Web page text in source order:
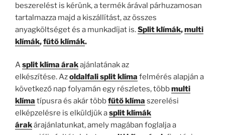
beszerelést is kérünk, a termék árával párhuzamosan
tartalmazza majd a kiszállítást, az összes
anyagköltséget és a munkadíjat is.Split klímák,multi
klímák,fűtő klímák.
Asplit klíma árakajánlatának az
elkészítése. Azoldalfali split klíma felmérés alapján a
következő nap folyamán egy részletes, többmulti
klíma típusra és akár többfűtő klíma szerelési
elképzelésre is elküldjük asplit klímák
árakárajánlatunkat, amely magában foglalja a